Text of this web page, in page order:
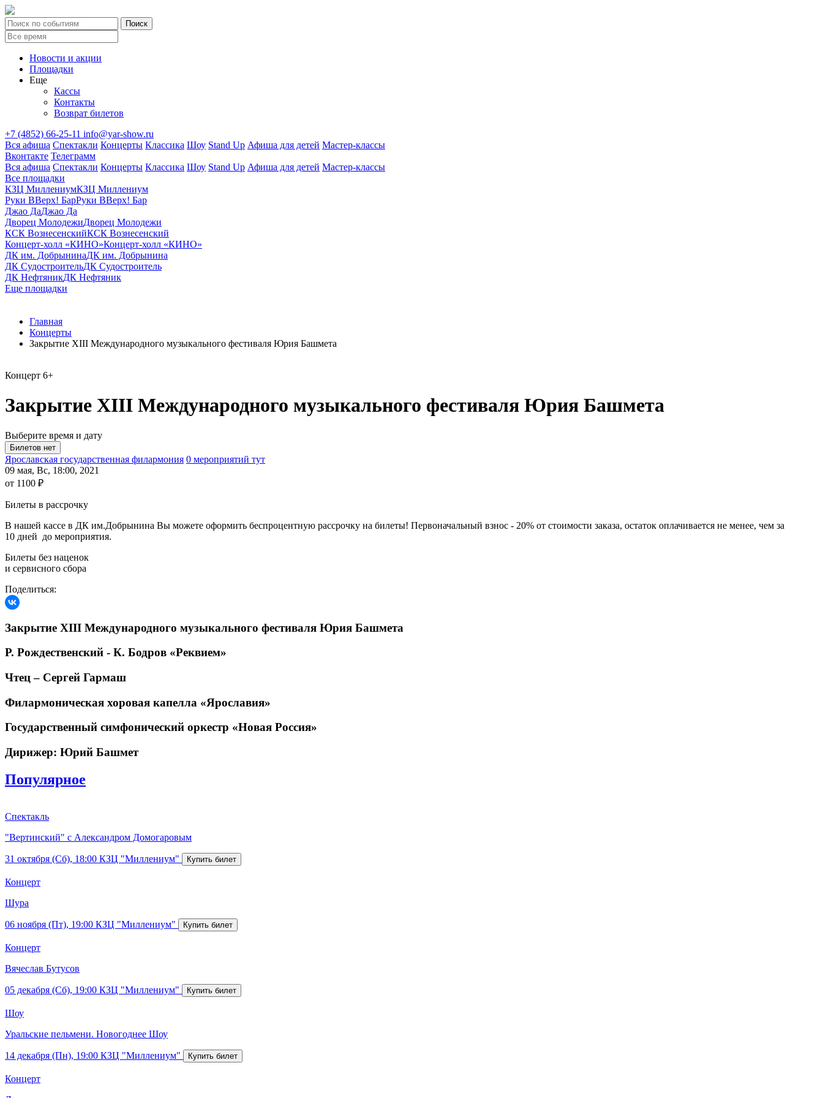
Новости и акции
Площадки
Еще
Кассы
Контакты
Возврат билетов
+7 (4852) 66-25-11 info@yar-show.ru
Вся афиша Спектакли Концерты Классика Шоу Stand Up Афиша для детей Мастер-классы
Вконтакте Телеграмм
Вся афиша Спектакли Концерты Классика Шоу Stand Up Афиша для детей Мастер-классы
Все площадки
КЗЦ МиллениумКЗЦ Миллениум
Руки ВВерх! БарРуки ВВерх! Бар
Джао ДаДжао Да
Дворец МолодежиДворец Молодежи
КСК ВознесенскийКСК Вознесенский
Концерт-холл «КИНО»Концерт-холл «КИНО»
ДК им. ДобрынинаДК им. Добрынина
ДК СудостроительДК Судостроитель
ДК НефтяникДК Нефтяник
Еще площадки
Главная
Концерты
Закрытие XIII Международного музыкального фестиваля Юрия Башмета
Концерт 6+
Закрытие XIII Международного музыкального фестиваля Юрия Башмета
Выберите время и дату
Ярославская государственная филармония 0 мероприятий тут
09 мая, Вс, 18:00, 2021
от 1100 ₽
Билеты в рассрочку
В нашей кассе в ДК им.Добрынина Вы можете оформить беспроцентную рассрочку на билеты! Первоначальный взнос - 20% от стоимости заказа, остаток оплачивается не менее, чем за
10 дней до мероприятия.
Билеты без наценок
и сервисного сбора
Поделиться:
Закрытие XIII Международного музыкального фестиваля Юрия Башмета
Р. Рождественский - К. Бодров «Реквием»
Чтец – Сергей Гармаш
Филармоническая хоровая капелла «Ярославия»
Государственный симфонический оркестр «Новая Россия»
Дирижер: Юрий Башмет
Популярное
Спектакль
"Вертинский" с Александром Домогаровым
31 октября (Сб), 18:00 КЗЦ "Миллениум"
Концерт
Шура
06 ноября (Пт), 19:00 КЗЦ "Миллениум"
Концерт
Вячеслав Бутусов
05 декабря (Сб), 19:00 КЗЦ "Миллениум"
Шоу
Уральские пельмени. Новогоднее Шоу
14 декабря (Пн), 19:00 КЗЦ "Миллениум"
Концерт